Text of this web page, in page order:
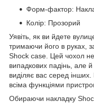
Форм-фактор:
Колір: Прозорий
Уявіть, як ви йдете
тримаючи його в руках,
Shock case. Цей чохол не
випадкових падінь, але
виділяє вас серед
всіма функціями
Обираючи накладку